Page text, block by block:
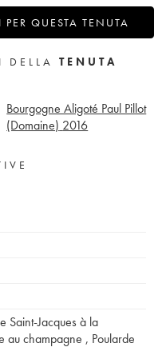
QUESTA TENUTA
TENUTA
Bourgogne Aligoté Paul Pillot
(Domaine) 2016
Saint-Jacques à la
au champagne , Poularde